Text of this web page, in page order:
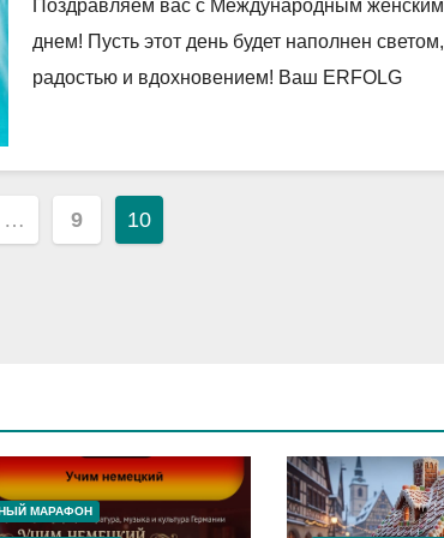
Поздравляем вас с Международным женским
днем! Пусть этот день будет наполнен светом,
радостью и вдохновением! Ваш ERFOLG
… 9 10
МАРАФОН